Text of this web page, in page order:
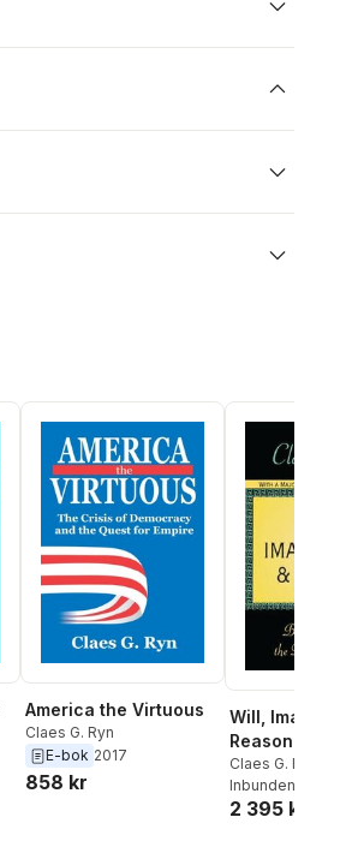
America the Virtuous
Claes G. Ryn
E-bok 2017
858 kr
Will,
Reason
Claes G. Ryn
Inbunden
2 395 kr